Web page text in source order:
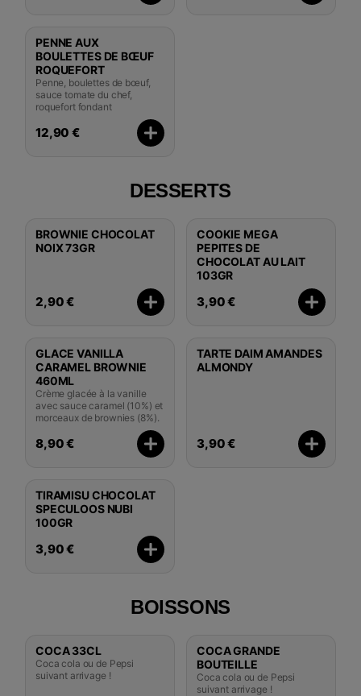
PENNE AUX
BOULETTES DE BŒUF
ROQUEFORT
Penne, boulettes de bœuf,
sauce tomate du chef,
roquefort fondant
12,90 €
DESSERTS
BROWNIE CHOCOLAT
NOIX 73GR
2,90 €
COOKIE MEGA
PEPITES DE
CHOCOLAT AU LAIT
103GR
3,90 €
GLACE VANILLA
CARAMEL BROWNIE
460ML
Crème glacée à la vanille
avec sauce caramel (10%) et
morceaux de brownies (8%).
8,90 €
TARTE DAIM AMANDES
ALMONDY
3,90 €
TIRAMISU CHOCOLAT
SPECULOOS NUBI
100GR
3,90 €
BOISSONS
COCA 33CL
Coca cola ou de Pepsi
suivant arrivage !
COCA GRANDE
BOUTEILLE
Coca cola ou de Pepsi
suivant arrivage !